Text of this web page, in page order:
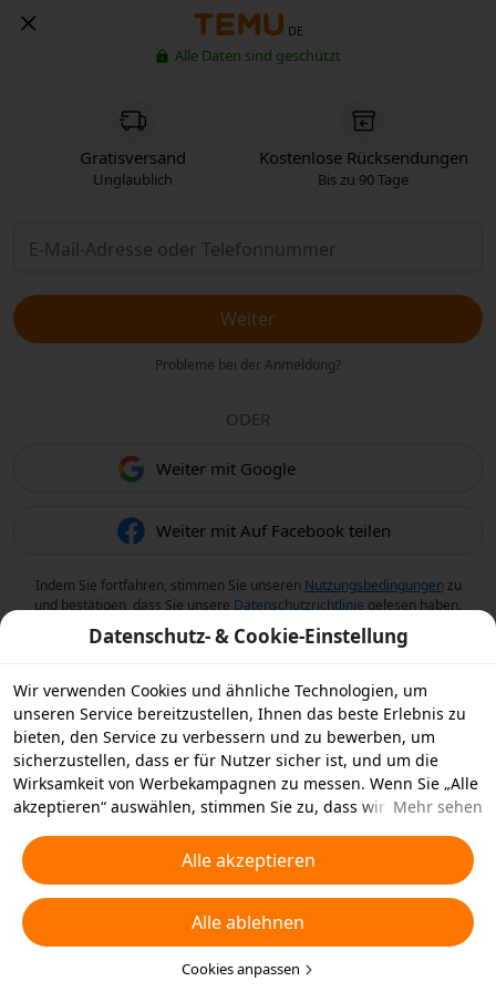
DE
Alle Daten sind geschützt
Gratisversand
Unglaublich
Kostenlose Rücksendungen
Bis zu 90 Tage
Weiter
Probleme bei der Anmeldung?
ODER
Weiter mit Google
Weiter mit Auf Facebook teilen
Indem Sie fortfahren, stimmen Sie unseren Nutzungsbedingungen zu
und bestätigen, dass Sie unsere Datenschutzrichtlinie gelesen haben.
Datenschutz- & Cookie-Einstellung
Wir verwenden Cookies und ähnliche Technologien, um
unseren Service bereitzustellen, Ihnen das beste Erlebnis zu
bieten, den Service zu verbessern und zu bewerben, um
sicherzustellen, dass er für Nutzer sicher ist, und um die
Wirksamkeit von Werbekampagnen zu messen. Wenn Sie „Alle
akzeptieren“ auswählen, stimmen Sie zu, dass wir und die
ähnliche Technologien für Werbezwecke auf Ihrem Gerät
speichern. Alternativ können Sie auch über „Alle ablehnen“
nicht notwendige Cookies ablehnen oder auswählen, welche
Arten von Cookies Sie akzeptieren oder deaktivieren möchten,
indem Sie unten oder jederzeit in Ihren
Datenschutzeinstellungen auf „Cookies anpassen“ klicken.
Mehr sehen
Alle akzeptieren
Alle ablehnen
Cookies anpassen